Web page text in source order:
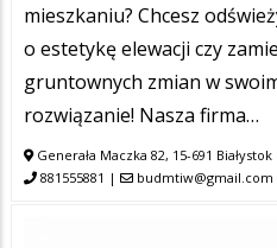
mieszkaniu? Chcesz
o estetykę elewacji czy
gruntownych zmian w
rozwiązanie! Nasza firma…
Generała Maczka 82, 15-691 Białystok
881555881 | budmtiw@gmail.com